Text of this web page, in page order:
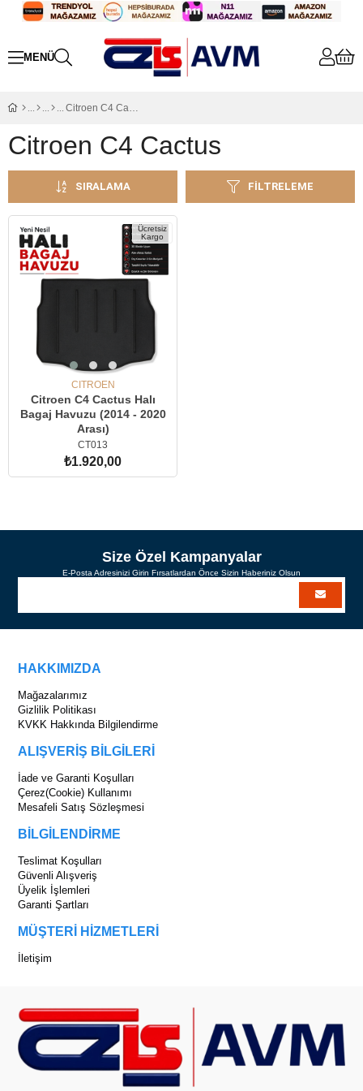
Citroen C4 Cactus
Citroen C4 Cactus
FILTRELEME
SIRALAMA
Ücretsiz
Kargo
CITROEN
Citroen C4 Cactus Halı
Bagaj Havuzu (2014 - 2020
Arası)
CT013
₺1.920,00
Size Özel Kampanyalar
E-Posta Adresinizi Girin Fırsatlardan Önce Sizin Haberiniz Olsun
HAKKIMIZDA
Mağazalarımız
Gizlilik Politikası
KVKK Hakkında Bilgilendirme
ALIŞVERİŞ BİLGİLERİ
İade ve Garanti Koşulları
Çerez(Cookie) Kullanımı
Mesafeli Satış Sözleşmesi
BİLGİLENDİRME
Teslimat Koşulları
Güvenli Alışveriş
Üyelik İşlemleri
Garanti Şartları
MÜŞTERİ HİZMETLERİ
İletişim